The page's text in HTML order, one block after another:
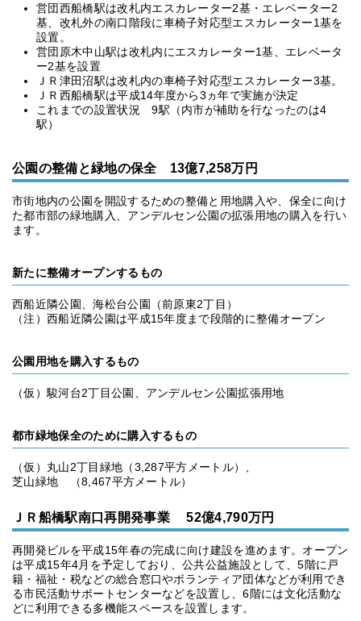
営団西船橋駅は改札内エスカレーター2基・エレベーター2
基、改札外の南口階段に車椅子対応型エスカレーター1基を
設置。
営団原木中山駅は改札内にエスカレーター1基、エレベータ
ー2基を設置
ＪＲ津田沼駅は改札内の車椅子対応型エスカレーター3基。
ＪＲ西船橋駅は平成14年度から3ヵ年で実施が決定
これまでの設置状況 9駅（内市が補助を行なったのは4
駅）
公園の整備と緑地の保全 13億7,258万円
市街地内の公園を開設するための整備と用地購入や、保全に向け
た都市部の緑地購入、アンデルセン公園の拡張用地の購入を行い
ます。
新たに整備オープンするもの
西船近隣公園、海松台公園（前原東2丁目）
（注）西船近隣公園は平成15年度まで段階的に整備オープン
公園用地を購入するもの
（仮）駿河台2丁目公園、アンデルセン公園拡張用地
都市緑地保全のために購入するもの
（仮）丸山2丁目緑地（3,287平方メートル）、
芝山緑地 （8,467平方メートル）
ＪＲ船橋駅南口再開発事業 52億4,790万円
再開発ビルを平成15年春の完成に向け建設を進めます。オープン
は平成15年4月を予定しており、公共公益施設として、5階に戸
籍・福祉・税などの総合窓口やボランティア団体などが利用でき
る市民活動サポートセンターなどを設置し、6階には文化活動な
どに利用できる多機能スペースを設置します。